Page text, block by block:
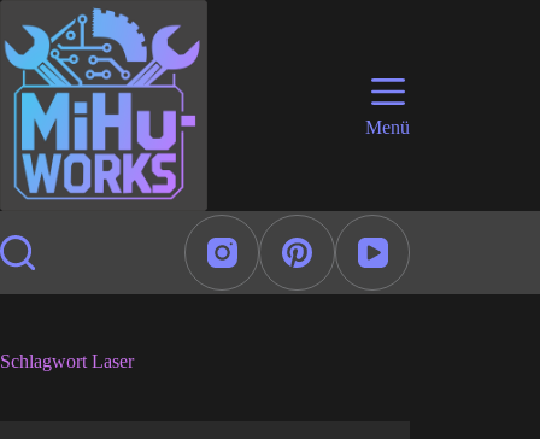
Inhalt
springen
Menü
Schlagwort Laser